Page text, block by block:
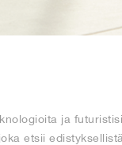
ja
etsii